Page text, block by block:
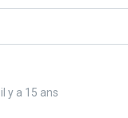
il y a 15 ans